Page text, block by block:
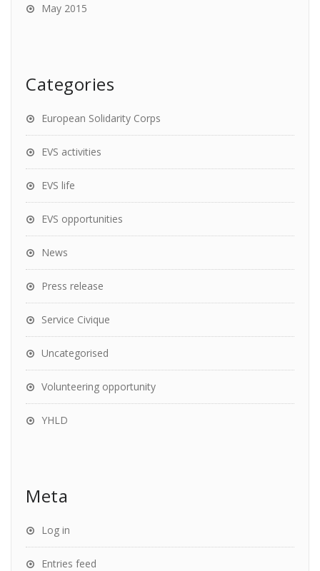
May 2015
Categories
European Solidarity Corps
EVS activities
EVS life
EVS opportunities
News
Press release
Service Civique
Uncategorised
Volunteering opportunity
YHLD
Meta
Log in
Entries feed